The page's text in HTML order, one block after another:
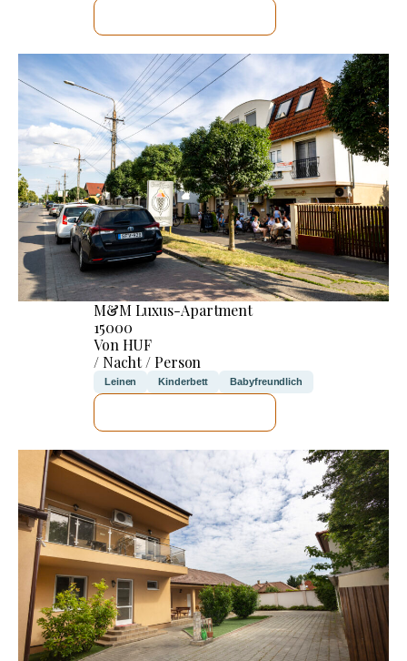
M&M Luxus-Apartment
15000
Von HUF
/ Nacht / Person
Leinen Kinderbett Babyfreundlich